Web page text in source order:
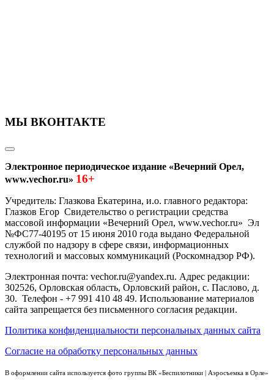
МЫ ВКОНТАКТЕ
Электронное периодическое издание «Вечерний Орел,
www.vechor.ru» 16+
Учредитель: Глазкова Екатерина, и.о. главного редактора:
Глазков Егор Свидетельство о регистрации средства
массовой информации «Вечерний Орел, www.vechor.ru» Эл
№ФС77-40195 от 15 июня 2010 года выдано Федеральной
службой по надзору в сфере связи, информационных
технологий и массовых коммуникаций (Роскомнадзор РФ).
Электронная почта: vechor.ru@yandex.ru. Адрес редакции:
302526, Орловская область, Орловский район, с. Паслово, д.
30. Телефон - +7 991 410 48 49. Использование материалов
сайта запрещается без письменного согласия редакции.
Политика конфиденциальности персональных данных сайта
Согласие на обработку персональных данных
В оформлении сайта используется фото группы ВК «Беспилотники | Аэросъемка в Орле»